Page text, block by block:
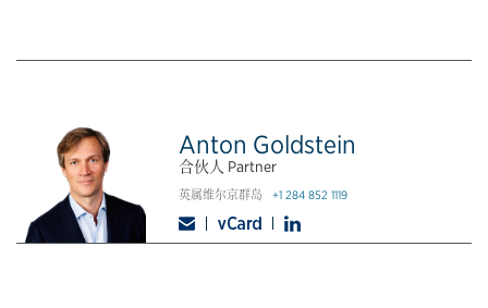
Anton Goldstein
合伙人 Partner
英属维尔京群岛+1 284 852 1119